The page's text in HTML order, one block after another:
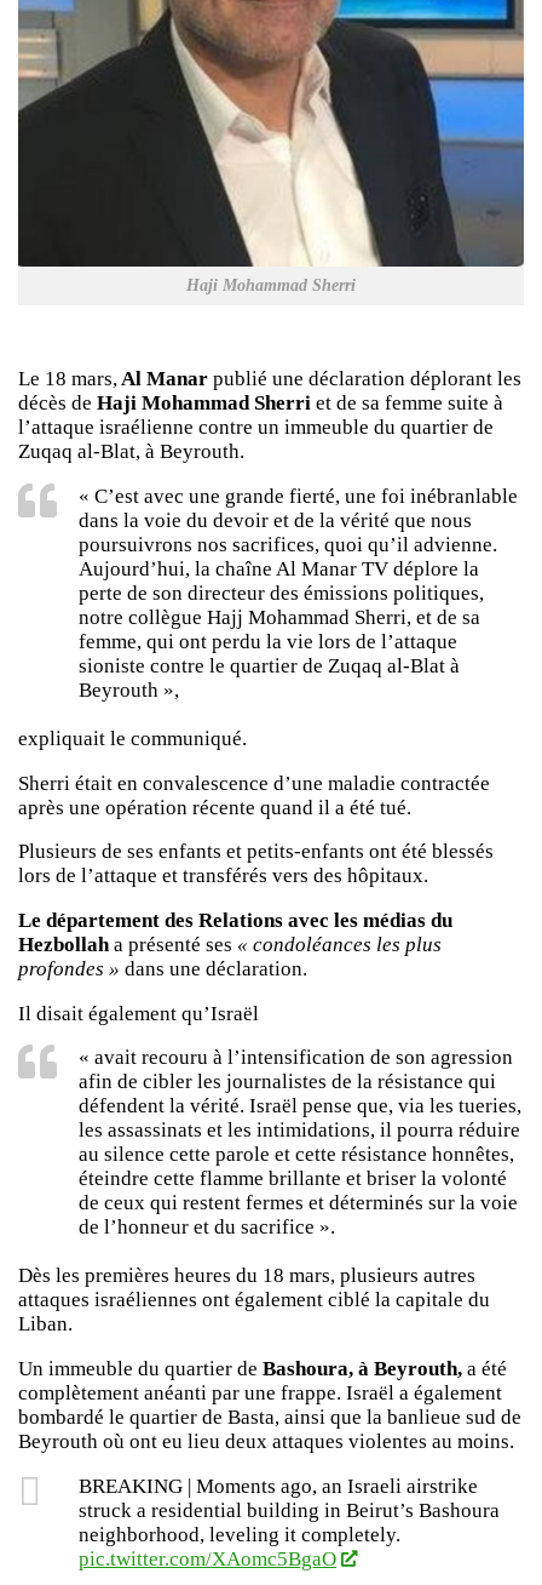
Haji Mohammad Sherri
Le 18 mars,Al Manar publié une déclaration déplorant les
décès de Haji Mohammad Sherri et de sa femme suite à
l’attaque israélienne contre un immeuble du quartier de
Zuqaq al-Blat, à Beyrouth.
« C’est avec une grande fierté, une foi inébranlable
dans la voie du devoir et de la vérité que nous
poursuivrons nos sacrifices, quoi qu’il advienne.
Aujourd’hui, la chaîne Al Manar TV déplore la
perte de son directeur des émissions politiques,
notre collègue Hajj Mohammad Sherri, et de sa
femme, qui ont perdu la vie lors de l’attaque
sioniste contre le quartier de Zuqaq al-Blat à
Beyrouth »,
expliquait le communiqué.
Sherri était en convalescence d’une maladie contractée
après une opération récente quand il a été tué.
Plusieurs de ses enfants et petits-enfants ont été blessés
lors de l’attaque et transférés vers des hôpitaux.
Le département des Relations avec les médias du
Hezbollaha présenté ses « condoléances les plus
profondes » dans une déclaration.
Il disait également qu’Israël
« avait recouru à l’intensification de son agression
afin de cibler les journalistes de la résistance qui
défendent la vérité. Israël pense que, via les tueries,
les assassinats et les intimidations, il pourra réduire
au silence cette parole et cette résistance honnêtes,
éteindre cette flamme brillante et briser la volonté
de ceux qui restent fermes et déterminés sur la voie
de l’honneur et du sacrifice ».
Dès les premières heures du 18 mars, plusieurs autres
attaques israéliennes ont également ciblé la capitale du
Liban.
Un immeuble du quartier de Bashoura, à Beyrouth, a été
complètement anéanti par une frappe. Israël a également
bombardé le quartier de Basta, ainsi que la banlieue sud de
Beyrouth où ont eu lieu deux attaques violentes au moins.
BREAKING | Moments ago, an Israeli airstrike
struck a residential building in Beirut’s Bashoura
neighborhood, leveling it completely.
pic.twitter.com/XAomc5BgaO